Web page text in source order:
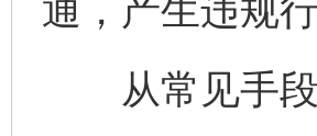
通，产生违规行
从常见手段